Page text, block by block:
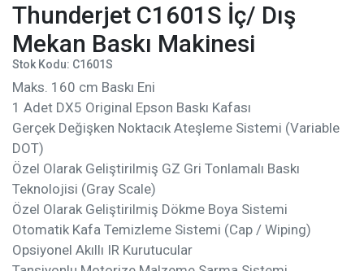
Thunderjet C1601S İç/ Dış
Mekan Baskı Makinesi
Stok Kodu: C1601S
Maks. 160 cm Baskı Eni
1 Adet DX5 Original Epson Baskı Kafası
Gerçek Değişken Noktacık Ateşleme Sistemi (Variable
DOT)
Özel Olarak Geliştirilmiş GZ Gri Tonlamalı Baskı
Teknolojisi (Gray Scale)
Özel Olarak Geliştirilmiş Dökme Boya Sistemi
Otomatik Kafa Temizleme Sistemi (Cap / Wiping)
Opsiyonel Akıllı IR Kurutucular